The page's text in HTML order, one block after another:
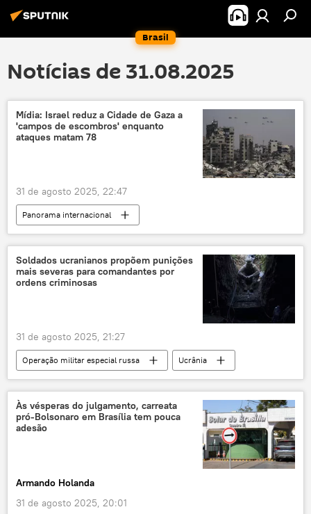
Brasil
Notícias de 31.08.2025
Mídia: Israel reduz a Cidade de Gaza a
'campos de escombros' enquanto
ataques matam 78
31 de agosto 2025, 22:47
Panorama internacional
Oriente Médio e África
Israel
Mundo
Forças de Defesa de Israel (FDI)
Al Jazeera
Benjamin Netanyahu
Palestina
Soldados ucranianos propõem punições
mais severas para comandantes por
ordens criminosas
31 de agosto 2025, 21:27
Operação militar especial russa
Ucrânia
Europa
Rússia
Sputnik
Forças Armadas da Ucrânia
soldados
parlamento
operação militar especial
Às vésperas do julgamento, carreata
pró-Bolsonaro em Brasília tem pouca
adesão
Armando Holanda
31 de agosto 2025, 20:01